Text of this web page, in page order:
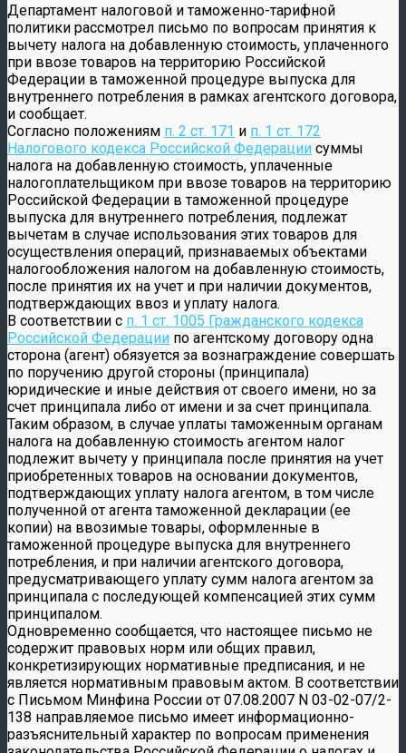
Департамент налоговой и таможенно-тарифной
политики рассмотрел письмо по вопросам принятия к
вычету налога на добавленную стоимость, уплаченного
при ввозе товаров на территорию Российской
Федерации в таможенной процедуре выпуска для
внутреннего потребления в рамках агентского договора,
и сообщает.
Согласно положениям п. 2 ст. 171 и п. 1 ст. 172
Налогового кодекса Российской Федерации суммы
налога на добавленную стоимость, уплаченные
налогоплательщиком при ввозе товаров на территорию
Российской Федерации в таможенной процедуре
выпуска для внутреннего потребления, подлежат
вычетам в случае использования этих товаров для
осуществления операций, признаваемых объектами
налогообложения налогом на добавленную стоимость,
после принятия их на учет и при наличии документов,
подтверждающих ввоз и уплату налога.
В соответствии с п. 1 ст. 1005 Гражданского кодекса
Российской Федерации по агентскому договору одна
сторона (агент) обязуется за вознаграждение совершать
по поручению другой стороны (принципала)
юридические и иные действия от своего имени, но за
счет принципала либо от имени и за счет принципала.
Таким образом, в случае уплаты таможенным органам
налога на добавленную стоимость агентом налог
подлежит вычету у принципала после принятия на учет
приобретенных товаров на основании документов,
подтверждающих уплату налога агентом, в том числе
полученной от агента таможенной декларации (ее
копии) на ввозимые товары, оформленные в
таможенной процедуре выпуска для внутреннего
потребления, и при наличии агентского договора,
предусматривающего уплату сумм налога агентом за
принципала с последующей компенсацией этих сумм
принципалом.
Одновременно сообщается, что настоящее письмо не
содержит правовых норм или общих правил,
конкретизирующих нормативные предписания, и не
является нормативным правовым актом. В соответствии
с Письмом Минфина России от 07.08.2007 N 03-02-07/2-
138 направляемое письмо имеет информационно-
разъяснительный характер по вопросам применения